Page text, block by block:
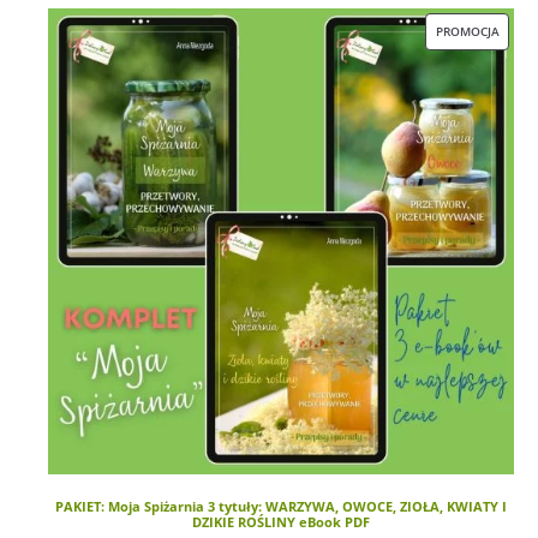
PROMOCJA
PAKIET: Moja Spiżarnia 3 tytuły: WARZYWA, OWOCE, ZIOŁA, KWIATY I
DZIKIE ROŚLINY eBook PDF